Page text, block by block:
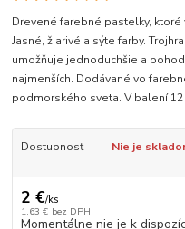
Drevené farebné pastelky,
Jasné, žiarivé a sýte farby.
umožňuje jednoduchšie a
najmenších. Dodávané vo
podmorského sveta. V balení 12
Dostupnosť Nie je
2 €/ks
1,63 € bez DPH
Momentálne nie je k